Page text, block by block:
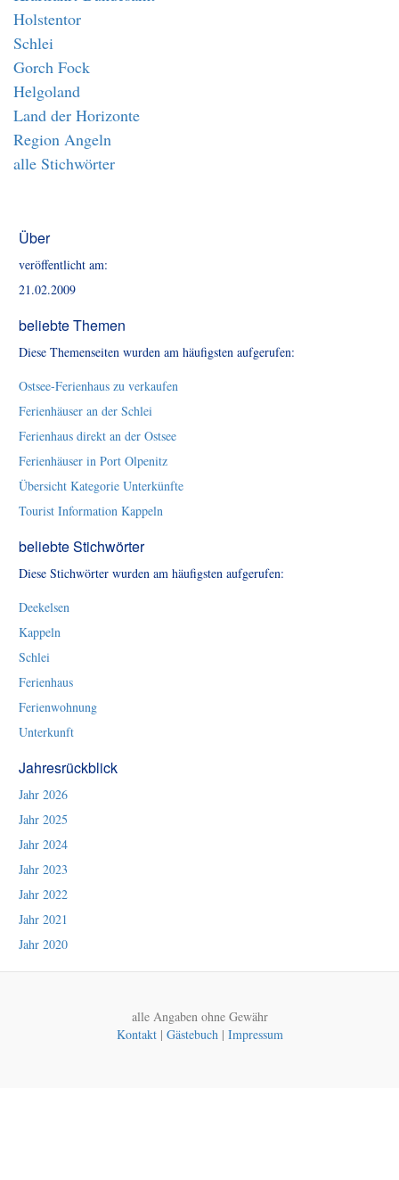
Holstentor
Schlei
Gorch Fock
Helgoland
Land der Horizonte
Region Angeln
alle Stichwörter
Über
veröffentlicht am:
21.02.2009
beliebte Themen
Diese Themenseiten wurden am häufigsten aufgerufen:
Ostsee-Ferienhaus zu verkaufen
Ferienhäuser an der Schlei
Ferienhaus direkt an der Ostsee
Ferienhäuser in Port Olpenitz
Übersicht Kategorie Unterkünfte
Tourist Information Kappeln
beliebte Stichwörter
Diese Stichwörter wurden am häufigsten aufgerufen:
Deekelsen
Kappeln
Schlei
Ferienhaus
Ferienwohnung
Unterkunft
Jahresrückblick
Jahr 2026
Jahr 2025
Jahr 2024
Jahr 2023
Jahr 2022
Jahr 2021
Jahr 2020
alle Angaben ohne Gewähr
Kontakt| Gästebuch| Impressum